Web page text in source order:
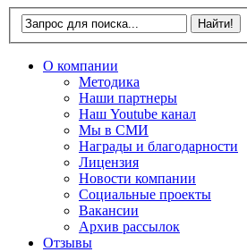
О компании
Методика
Наши партнеры
Наш Youtube канал
Мы в СМИ
Награды и благодарности
Лицензия
Новости компании
Социальные проекты
Вакансии
Архив рассылок
Отзывы